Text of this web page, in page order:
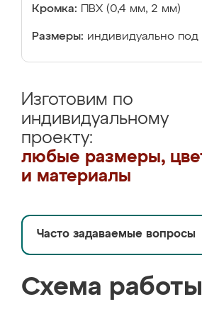
Кромка: ПВХ (0,4 мм, 2 мм)
Размеры: индивидуально под
Изготовим по
индивидуальному
проекту:
любые размеры,
и материалы
Часто задаваемые вопросы
Схема работы